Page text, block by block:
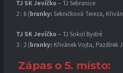
TJ SK Jevíčko – TJ Sebranice
2 : 6 (branky: Sekničková Tereza,
TJ SK Jevíčko – TJ Sokol Bystré
3 : 2 (branky: Křivánek Vojta, Pazdírek
Zápas o 5. místo: